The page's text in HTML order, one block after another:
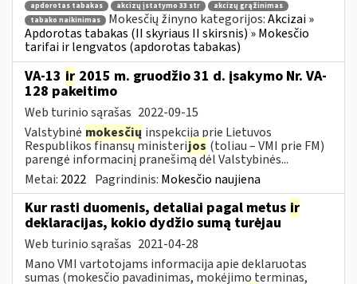
apdorotas tabakas
akcizų įstatymo 33 str
akcizų grąžinimas
tabako naikinimas
Mokesčių žinyno kategorijos:Akcizai »
Apdorotas tabakas (II skyriaus II skirsnis) » Mokesčio
tarifai ir lengvatos (apdorotas tabakas)
VA-13 ir 2015 m. gruodžio 31 d. įsakymo Nr. VA-
128 pakeitimo
Web turinio sąrašas 2022-09-15
Valstybinė mokesčių inspekcija prie Lietuvos
Respublikos finansų ministerijos (toliau – VMI prie FM)
parengė informacinį pranešimą dėl Valstybinės...
Metai: 2022 Pagrindinis: Mokesčio naujiena
Kur rasti duomenis, detaliai pagal metus ir
deklaracijas, kokio dydžio sumą turėjau
Web turinio sąrašas 2021-04-28
Mano VMI vartotojams informacija apie deklaruotas
sumas (mokesčio pavadinimas, mokėjimo terminas,